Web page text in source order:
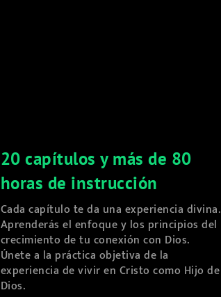
20 capítulos y más de 80
horas de instrucción
Cada capítulo te da una experiencia divina.
Aprenderás el enfoque y los principios del
crecimiento de tu conexión con Dios.
Únete a la práctica objetiva de la
experiencia de vivir en Cristo como Hijo de
Dios.